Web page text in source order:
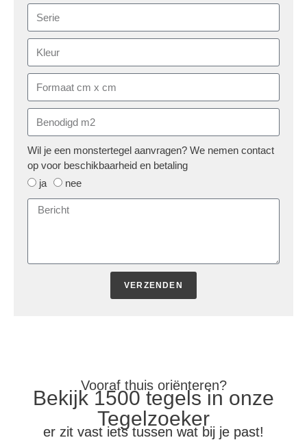
Wil je een monstertegel aanvragen? We nemen contact
op voor beschikbaarheid en betaling
ja
nee
VERZENDEN
Vooraf thuis oriënteren?
Bekijk 1500 tegels in onze
Tegelzoeker
er zit vast iets tussen wat bij je past!